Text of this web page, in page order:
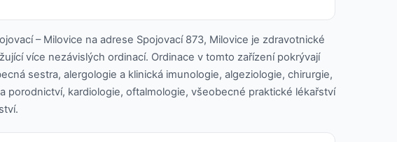
– Milovice na adrese Spojovací 873, Milovice je zdravotnické
více nezávislých ordinací. Ordinace v tomto zařízení pokrývají
sestra, alergologie a klinická imunologie, algeziologie, chirurgie,
porodnictví, kardiologie, oftalmologie, všeobecné praktické lékařství